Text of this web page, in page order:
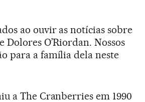
ao ouvir as notícias sobre
Dolores O’Riordan. Nossos
para a família dela neste
a The Cranberries em 1990